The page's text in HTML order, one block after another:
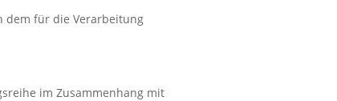
dem für die Verarbeitung
im Zusammenhang mit